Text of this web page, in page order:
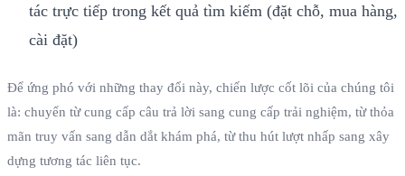
tác trực tiếp trong kết quả tìm kiếm (đặt chỗ, mua hàng,
cài đặt)
Để ứng phó với những thay đổi này, chiến lược cốt lõi của chúng tôi
là: chuyển từ cung cấp câu trả lời sang cung cấp trải nghiệm, từ thỏa
mãn truy vấn sang dẫn dắt khám phá, từ thu hút lượt nhấp sang xây
dựng tương tác liên tục.